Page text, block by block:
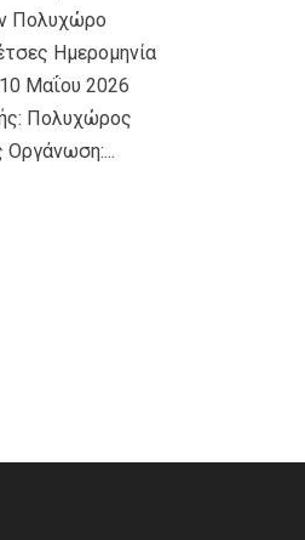
Πολυχώρο
Ημερομηνία
Μαΐου 2026
Πολυχώρος
Οργάνωση:...